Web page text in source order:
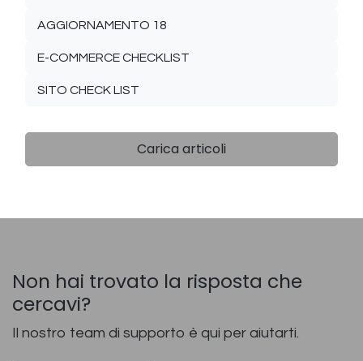
AGGIORNAMENTO 18
E-COMMERCE CHECKLIST
SITO CHECK LIST
Carica articoli
Non hai trovato la risposta che
cercavi?
Il nostro team di supporto è qui per aiutarti.